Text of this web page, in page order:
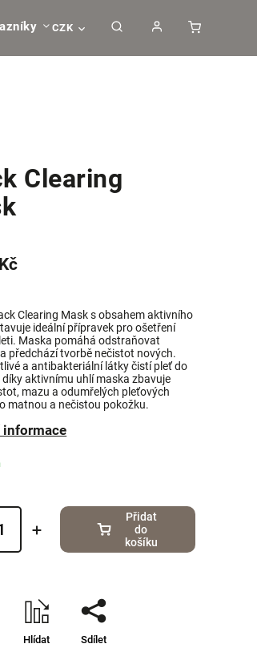
CZK
Clearing
Clearing Mask s obsahem aktivního
ideální přípravek pro ošetření
Maska pomáhá odstraňovat
předchází tvorbě nečistot nových.
a antibakteriální látky čistí pleť do
díky aktivnímu uhlí maska zbavuje
mazu a odumřelých pleťových
matnou a nečistou pokožku.
informace
Přidat
do
košíku
Hlídat Sdílet